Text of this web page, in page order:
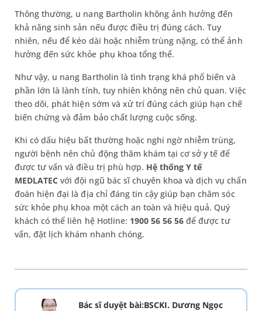
Thông thường, u nang Bartholin không ảnh hưởng đến
khả năng sinh sản nếu được điều trị đúng cách. Tuy
nhiên, nếu để kéo dài hoặc nhiễm trùng nặng, có thể ảnh
hưởng đến sức khỏe phụ khoa tổng thể.
Như vậy, u nang Bartholin là tình trạng khá phổ biến và
phần lớn là lành tính, tuy nhiên không nên chủ quan. Việc
theo dõi, phát hiện sớm và xử trí đúng cách giúp hạn chế
biến chứng và đảm bảo chất lượng cuộc sống.
Khi có dấu hiệu bất thường hoặc nghi ngờ nhiễm trùng,
người bệnh nên chủ động thăm khám tại cơ sở y tế để
được tư vấn và điều trị phù hợp. Hệ thống Y tế
MEDLATEC với đội ngũ bác sĩ chuyên khoa và dịch vụ chẩn
đoán hiện đại là địa chỉ đáng tin cậy giúp bạn chăm sóc
sức khỏe phụ khoa một cách an toàn và hiệu quả. Quý
khách có thể liên hệ Hotline: 1900 56 56 56để được tư
vấn, đặt lịch khám nhanh chóng.
Bác sĩ duyệt bài:BSCKI. Dương Ngọc